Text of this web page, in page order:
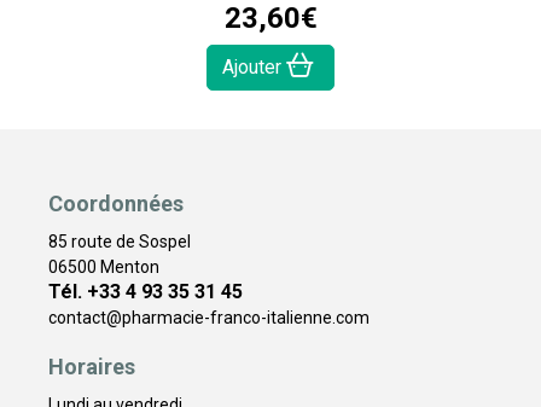
23,60€
Ajouter
Coordonnées
85 route de Sospel
06500 Menton
Tél. +33 4 93 35 31 45
contact@pharmacie-franco-italienne.com
Horaires